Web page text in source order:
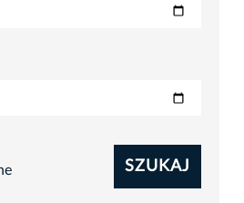
SZUKAJ